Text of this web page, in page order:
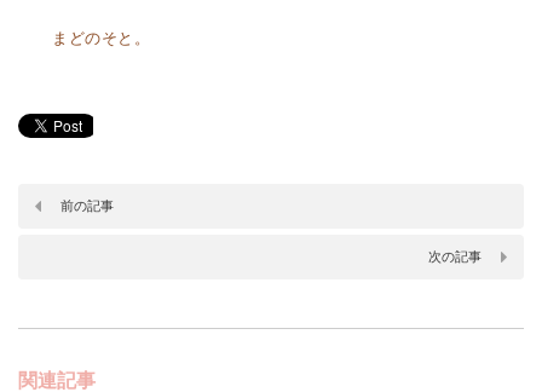
まどのそと。
前の記事
次の記事
関連記事